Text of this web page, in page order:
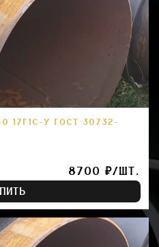
17Г1С-У ГОСТ 30732-
8700 ₽/ШТ.